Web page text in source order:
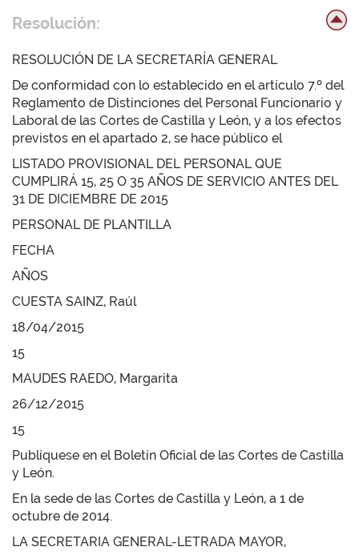
Resolución:
RESOLUCIÓN DE LA SECRETARÍA GENERAL
De conformidad con lo establecido en el artículo 7.º del
Reglamento de Distinciones del Personal Funcionario y
Laboral de las Cortes de Castilla y León, y a los efectos
previstos en el apartado 2, se hace público el
LISTADO PROVISIONAL DEL PERSONAL QUE
CUMPLIRÁ 15, 25 O 35 AÑOS DE SERVICIO ANTES DEL
31 DE DICIEMBRE DE 2015
PERSONAL DE PLANTILLA
FECHA
AÑOS
CUESTA SAINZ, Raúl
18/04/2015
15
MAUDES RAEDO, Margarita
26/12/2015
15
Publíquese en el Boletín Oficial de las Cortes de Castilla
y León.
En la sede de las Cortes de Castilla y León, a 1 de
octubre de 2014.
LA SECRETARIA GENERAL-LETRADA MAYOR,